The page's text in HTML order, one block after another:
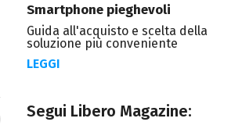
Smartphone pieghevoli
Guida all'acquisto e scelta della
soluzione più conveniente
LEGGI
Segui Libero Magazine: